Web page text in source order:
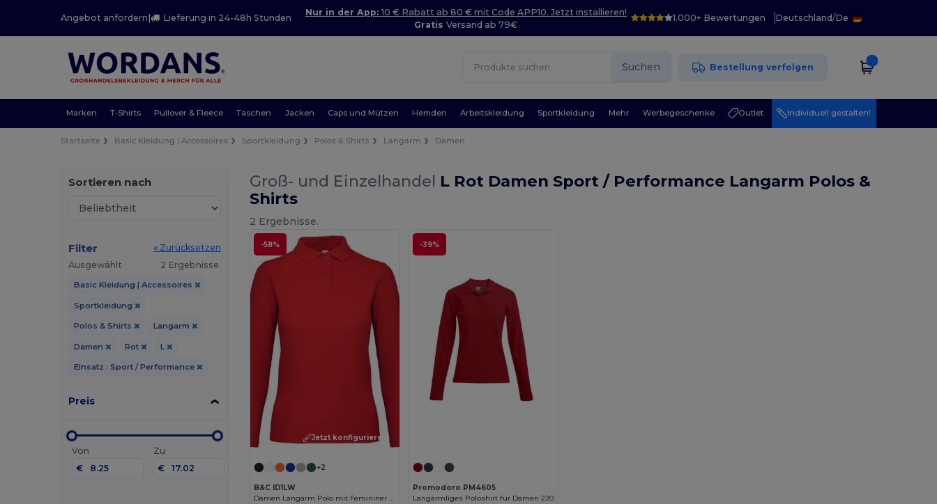
Angebot anfordern | Lieferung in 24-48h Stunden
Nur in der App: 10 € Rabatt ab 80 € mit Code APP10. Jetzt installieren!
GratisVersand ab 79€
1.000+ Bewertungen Deutschland/De
Suchen Bestellung verfolgen
Marken T-Shirts Pullover & Fleece Taschen Jacken Caps und Mützen Hemden Arbeitskleidung Sportkleidung Mehr Werbegeschenke Outlet Individuell gestalten!
Startseite Basic Kleidung | Accessoires Sportkleidung Polos & Shirts Langarm Damen
Sortieren nach
Filter
« Zurücksetzen
Ausgewählt
2 Ergebnisse.
Basic Kleidung | Accessoires
Sportkleidung
Polos & Shirts Langarm
Damen Rot L
Einsatz : Sport / Performance
Preis
Von
€
Zu
€
Groß- und Einzelhandel L Rot Damen Sport / Performance Langarm Polos &
Shirts
2 Ergebnisse.
-58%
Jetzt konfigurieren!
+2
B&C ID1LW
Damen Langarm Polo mit Femininer Passform
-39%
Promodoro PM4605
Langärmliges Poloshirt für Damen 220